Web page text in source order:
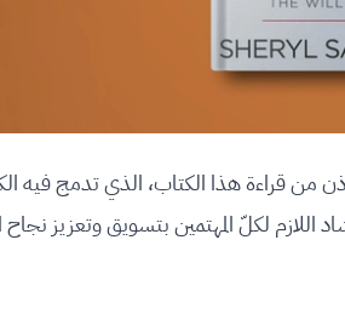
من قراءة هذا الكتاب، الذي تدمج فيه
لكلّ المهتمين بتسويق وتعزيز نجاح